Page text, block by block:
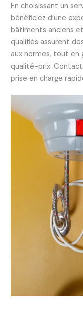
En choisissant un
bénéficiez d’une
bâtiments anciens
qualifiés assurent
aux normes, tout en
qualité-prix.
prise en charge